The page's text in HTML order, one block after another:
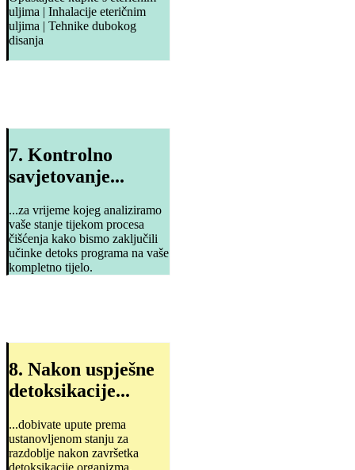
uljima | Inhalacije eteričnim
uljima | Tehnike dubokog
disanja
7. Kontrolno
savjetovanje...
...za vrijeme kojeg analiziramo
vaše stanje tijekom procesa
čišćenja kako bismo zaključili
učinke detoks programa na vaše
kompletno tijelo.
8. Nakon uspješne
detoksikacije...
...dobivate upute prema
ustanovljenom stanju za
razdoblje nakon završetka
detoksikacije organizma.